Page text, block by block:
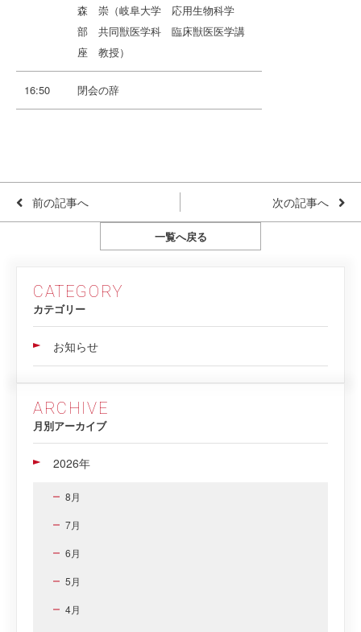
森 崇（岐阜大学 応用生物科学
部 共同獣医学科 臨床獣医医学講
座 教授）
16:50 閉会の辞
前の記事へ 次の記事へ
一覧へ戻る
CATEGORY
カテゴリー
お知らせ
ARCHIVE
月別アーカイブ
2026年
8月
7月
6月
5月
4月